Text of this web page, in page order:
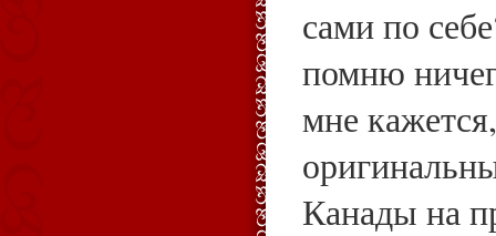
сами по
помню
мне
Канады на